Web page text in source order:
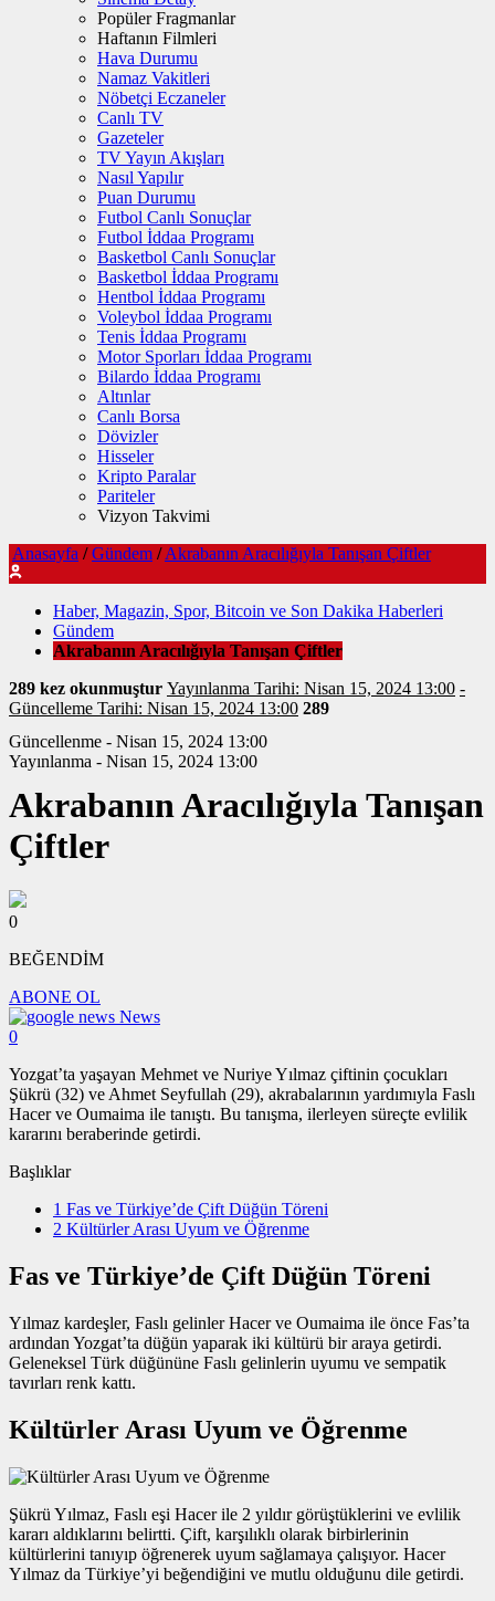
Popüler Fragmanlar
Haftanın Filmleri
Hava Durumu
Namaz Vakitleri
Nöbetçi Eczaneler
Canlı TV
Gazeteler
TV Yayın Akışları
Nasıl Yapılır
Puan Durumu
Futbol Canlı Sonuçlar
Futbol İddaa Programı
Basketbol Canlı Sonuçlar
Basketbol İddaa Programı
Hentbol İddaa Programı
Voleybol İddaa Programı
Tenis İddaa Programı
Motor Sporları İddaa Programı
Bilardo İddaa Programı
Altınlar
Canlı Borsa
Dövizler
Hisseler
Kripto Paralar
Pariteler
Vizyon Takvimi
Anasayfa / Gündem / Akrabanın Aracılığıyla Tanışan Çiftler
Haber, Magazin, Spor, Bitcoin ve Son Dakika Haberleri
Gündem
Akrabanın Aracılığıyla Tanışan Çiftler
289 kez okunmuştur Yayınlanma Tarihi: Nisan 15, 2024 13:00 -
Güncelleme Tarihi: Nisan 15, 2024 13:00 289
Güncellenme - Nisan 15, 2024 13:00
Yayınlanma - Nisan 15, 2024 13:00
Akrabanın Aracılığıyla Tanışan
Çiftler
0
BEĞENDİM
ABONE OL
News
0
Yozgat’ta yaşayan Mehmet ve Nuriye Yılmaz çiftinin çocukları
Şükrü (32) ve Ahmet Seyfullah (29), akrabalarının yardımıyla Faslı
Hacer ve Oumaima ile tanıştı. Bu tanışma, ilerleyen süreçte evlilik
kararını beraberinde getirdi.
Başlıklar
1 Fas ve Türkiye’de Çift Düğün Töreni
2 Kültürler Arası Uyum ve Öğrenme
Fas ve Türkiye’de Çift Düğün Töreni
Yılmaz kardeşler, Faslı gelinler Hacer ve Oumaima ile önce Fas’ta
ardından Yozgat’ta düğün yaparak iki kültürü bir araya getirdi.
Geleneksel Türk düğününe Faslı gelinlerin uyumu ve sempatik
tavırları renk kattı.
Kültürler Arası Uyum ve Öğrenme
Şükrü Yılmaz, Faslı eşi Hacer ile 2 yıldır görüştüklerini ve evlilik
kararı aldıklarını belirtti. Çift, karşılıklı olarak birbirlerinin
kültürlerini tanıyıp öğrenerek uyum sağlamaya çalışıyor. Hacer
Yılmaz da Türkiye’yi beğendiğini ve mutlu olduğunu dile getirdi.